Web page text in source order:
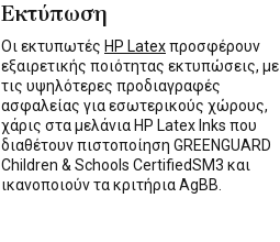
Εκτύπωση
Οι εκτυπωτές HP Latexπροσφέρουν
εξαιρετικής ποιότητας εκτυπώσεις, με
τις υψηλότερες προδιαγραφές
ασφαλείας για εσωτερικούς χώρους,
χάρις στα μελάνια HP Latex Inks που
διαθέτουν πιστοποίηση GREENGUARD
Children & Schools CertifiedSM3 και
ικανοποιούν τα κριτήρια AgBB.